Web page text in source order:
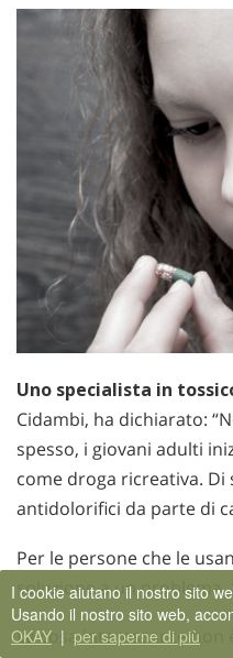
Uno specialista in
Cidambi, ha dichiarato:
spesso, i giovani adulti
come droga ricreativa.
antidolorifici da parte di
Per le persone che le
soluzione a un problema.
La cosa interessante non
I cookie aiutano il nostro sito
Usando il nostro sito web,
OKAY | per saperne di più